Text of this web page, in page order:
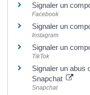
Signaler un
Facebook
Signaler un
Instagram
Signaler un
TikTok
Signaler un abus
Snapchat
Snapchat